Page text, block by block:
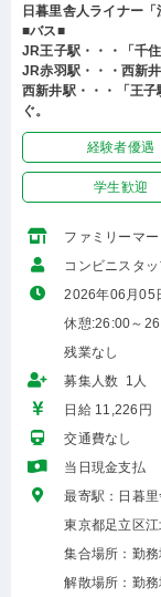
日暮里舎人ライナー
■バス■
JR王子駅・・・「千
JR赤羽駅・・・西新
西新井駅・・・「王
ぐ。
経験者優遇
学生歓迎
ファミリーマ
コンビニスタッ
2026年06月05
休憩:26:00～
残業なし
募集人数 1人
日給 11,226円
交通費なし
当日現金支払
最寄駅：日暮
東京都足立区
集合場所：勤務
解散場所：勤務